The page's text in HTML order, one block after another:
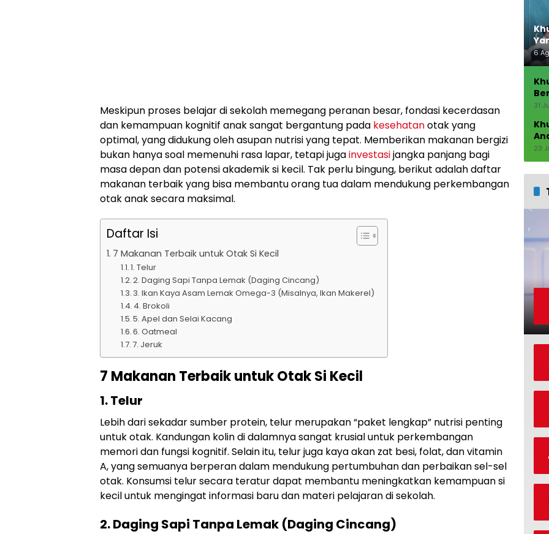
Meskipun proses belajar di sekolah memegang peranan besar, fondasi kecerdasan
dan kemampuan kognitif anak sangat bergantung pada kesehatanotak yang
optimal, yang didukung oleh asupan nutrisi yang tepat. Memberikan makanan bergizi
bukan hanya soal memenuhi rasa lapar, tetapi jugainvestasijangka panjang bagi
masa depan dan potensi akademik si kecil. Tak perlu bingung, berikut adalah daftar
makanan terbaik yang bisa membantu orang tua dalam mendukung perkembangan
otak anak secara maksimal.
Daftar Isi
7 Makanan Terbaik untuk Otak Si Kecil
1. Telur
2. Daging Sapi Tanpa Lemak (Daging Cincang)
3. Ikan Kaya Asam Lemak Omega-3 (Misalnya, Ikan Makerel)
4. Brokoli
5. Apel dan Selai Kacang
6. Oatmeal
7. Jeruk
7 Makanan Terbaik untuk Otak Si Kecil
1. Telur
Lebih dari sekadar sumber protein, telur merupakan “paket lengkap” nutrisi penting
untuk otak. Kandungan kolin di dalamnya sangat krusial untuk perkembangan
memori dan fungsi kognitif. Selain itu, telur juga kaya akan zat besi, folat, dan vitamin
A, yang semuanya berperan dalam mendukung pertumbuhan dan perbaikan sel-sel
otak. Konsumsi telur secara teratur dapat membantu meningkatkan kemampuan si
kecil untuk mengingat informasi baru dan materi pelajaran di sekolah.
2. Daging Sapi Tanpa Lemak (Daging Cincang)
6
31
23